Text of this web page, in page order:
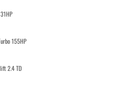
155HP
2.4 TD